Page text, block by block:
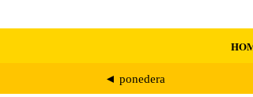
◄ ponedera